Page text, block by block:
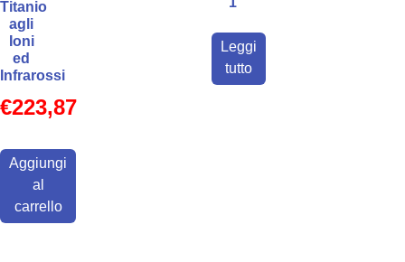
Titanio
agli
Ioni
ed
Infrarossi
€223,87
Aggiungi
al
carrello
Leggi
tutto